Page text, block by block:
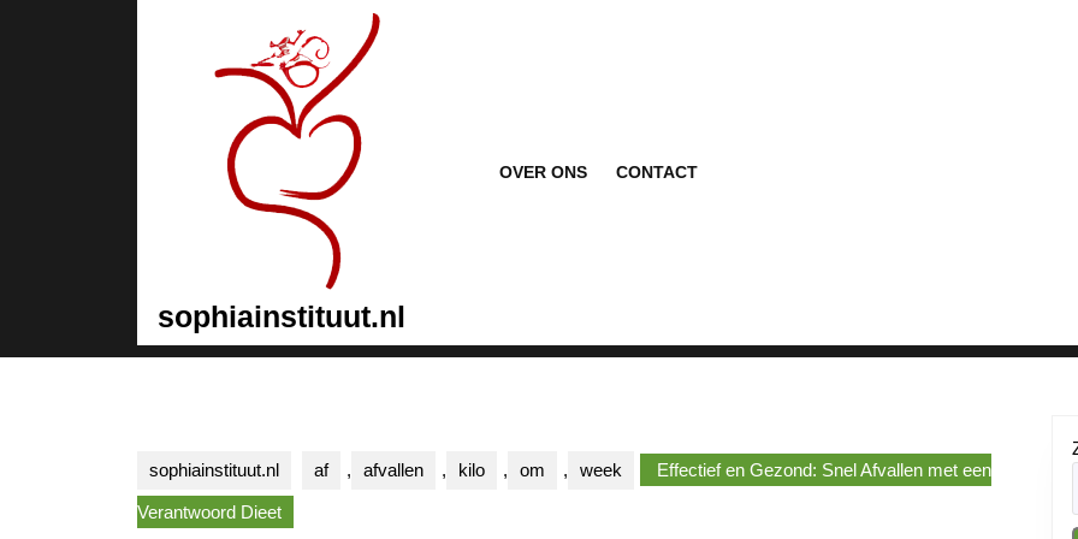
sophiainstituut.nl
OVER ONS CONTACT
sophiainstituut.nl af , afvallen , kilo , om , week Effectief en Gezond: Snel Afvallen met een
Verantwoord Dieet